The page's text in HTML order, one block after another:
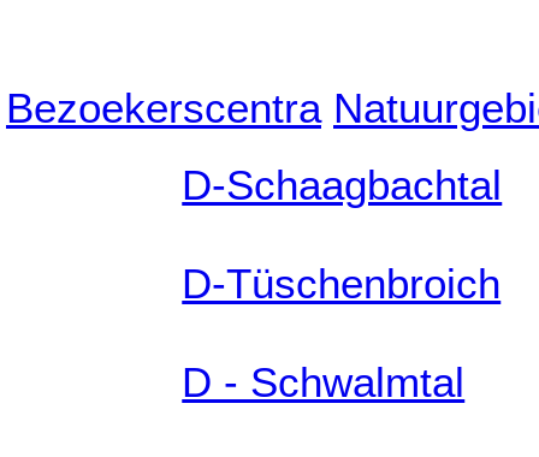
Bezoekerscentra
D-Schaagbachtal
D-Tüschenbroich
D - Schwalmtal